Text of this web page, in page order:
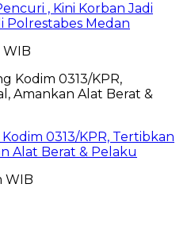
, Kini Korban Jadi
Polrestabes Medan
WIB
0313/KPR, Tertibkan
Alat Berat & Pelaku
WIB